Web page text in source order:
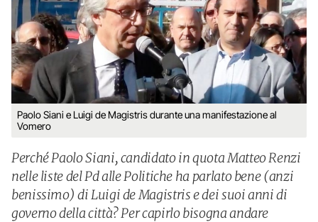
Paolo Siani e Luigi de Magistris durante una manifestazione al
Vomero
Perché Paolo Siani, candidato in quota Matteo Renzi
nelle liste del Pd alle Politiche ha parlato bene (anzi
benissimo) di Luigi de Magistris e dei suoi anni di
governo della città? Per capirlo bisogna andare